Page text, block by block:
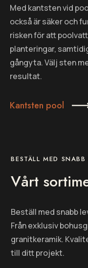
Med kantsten vid
också är säker och
risken för att
planteringar,
gångyta. Välj sten
resultat.
Kantsten pool
BESTÄLL MED SNABB
Vårt
Beställ med snabb
Från exklusiv
granitkeramik.
till ditt projekt.